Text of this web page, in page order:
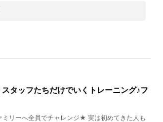
タッフたちだけでいくトレーニング♪フ
リーへ全員でチャレンジ★ 実は初めてきた人も